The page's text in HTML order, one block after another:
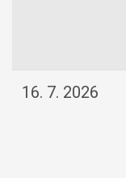
16. 7. 2026